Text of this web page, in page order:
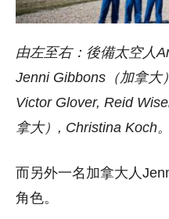
由左至右：後備太空人
Jenni Gibbons（加拿大
Victor Glover, Reid
拿大）, Christina Koch。
而另外一名加拿大人
角色。